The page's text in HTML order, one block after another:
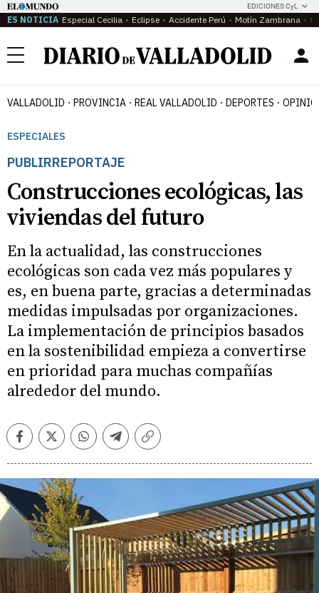
EDICIONES CyL
ES NOTICIA Especial Cecilia Eclipse Accidente Perú Motín Zambrana
Menú
VALLADOLID PROVINCIA REAL VALLADOLID DEPORTES
ESPECIALES
PUBLIRREPORTAJE
Construcciones ecológicas, las
viviendas del futuro
En la actualidad, las construcciones
ecológicas son cada vez más populares y
es, en buena parte, gracias a determinadas
medidas impulsadas por organizaciones.
La implementación de principios basados
en la sostenibilidad empieza a convertirse
en prioridad para muchas compañías
alrededor del mundo.
FacebookTwitterWhatsappTelegramCopiar